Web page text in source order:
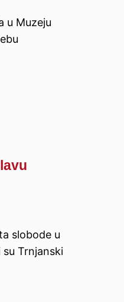
u Muzeju
slobode u
Trnjanski